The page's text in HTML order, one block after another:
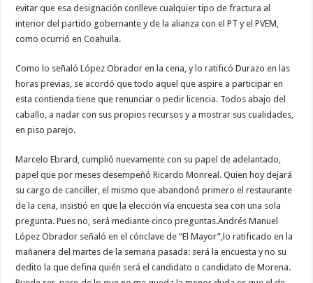
evitar que esa designación conlleve cualquier tipo de fractura al
interior del partido gobernante y de la alianza con el PT y el PVEM,
como ocurrió en Coahuila.
Como lo señaló López Obrador en la cena, y lo ratificó Durazo en las
horas previas, se acordó que todo aquel que aspire a participar en
esta contienda tiene que renunciar o pedir licencia. Todos abajo del
caballo, a nadar con sus propios recursos y a mostrar sus cualidades,
en piso parejo.
Marcelo Ebrard, cumplió nuevamente con su papel de adelantado,
papel que por meses desempeñó Ricardo Monreal. Quien hoy dejará
su cargo de canciller, el mismo que abandonó primero el restaurante
de la cena, insistió en que la elección vía encuesta sea con una sola
pregunta. Pues no, será mediante cinco preguntas.Andrés Manuel
López Obrador señaló en el cónclave de “El Mayor”,lo ratificado en la
mañanera del martes de la semana pasada: será la encuesta y no su
dedito la que defina quién será el candidato o candidato de Morena.